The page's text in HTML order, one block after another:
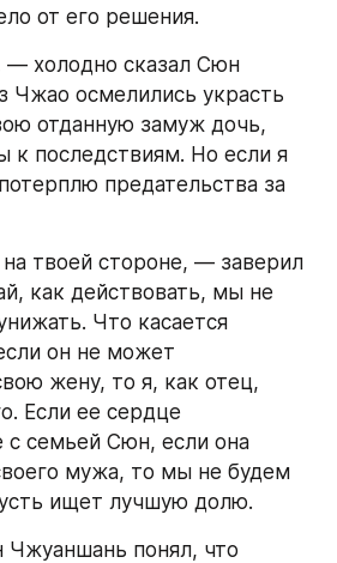
от его решения.
холодно сказал Сюн
осмелились украсть
отданную замуж дочь,
к последствиям. Но если я
предательства за
твоей стороне, — заверил
как действовать, мы не
Что касается
он не может
жену, то я, как отец,
Если ее сердце
с семьей Сюн, если она
мужа, то мы не будем
ищет лучшую долю.
понял, что